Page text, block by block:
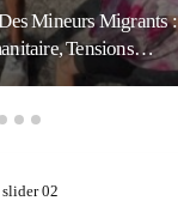
Mineurs Migrants :
Tensions…